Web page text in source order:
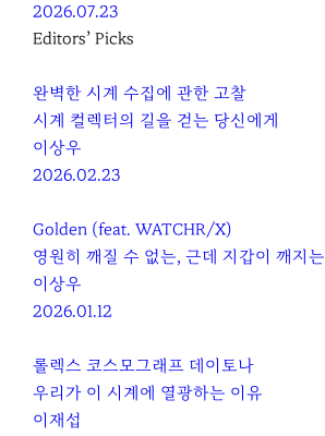
2026.07.23
Editors’ Picks
완벽한 시계 수집에 관한 고찰
시계 컬렉터의 길을 걷는 당신에게
이상우
2026.02.23
Golden (feat. WATCHR/X)
영원히 깨질 수 없는, 근데 지갑이 깨지는
이상우
2026.01.12
롤렉스 코스모그래프 데이토나
우리가 이 시계에 열광하는 이유
이재섭